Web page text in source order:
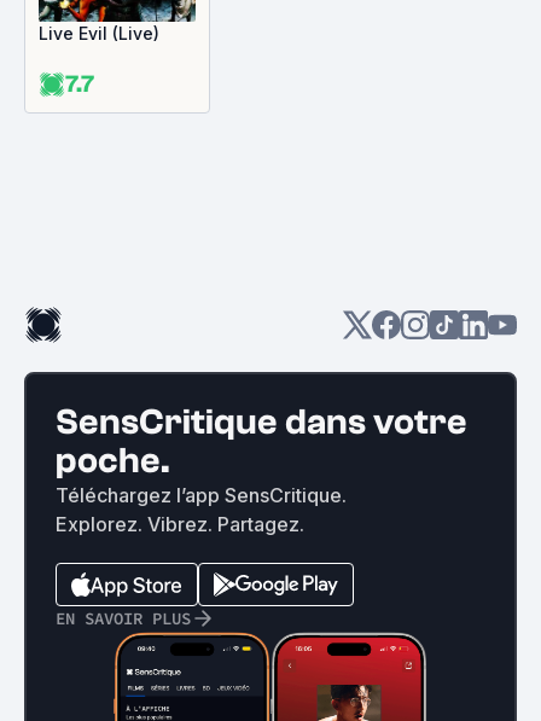
Live Evil (Live)
7.7
SensCritique dans votre
poche.
Téléchargez l’app SensCritique.
Explorez. Vibrez. Partagez.
EN SAVOIR PLUS